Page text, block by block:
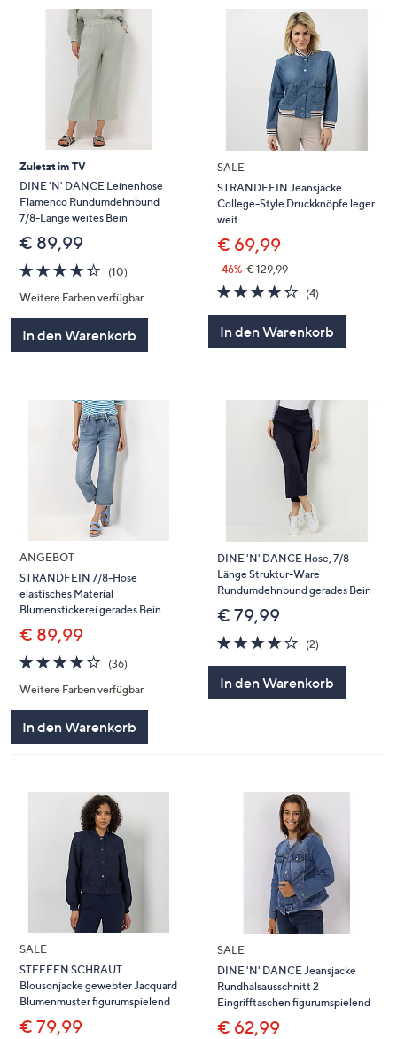
Zuletzt im TV
DINE 'N' DANCE Leinenhose
Flamenco Rundumdehnbund
7/8-Länge weites Bein
€ 89,99
4.3
von
5
(10)10
Weitere Farben verfügbar
In den Warenkorb
SALE
STRANDFEIN Jeansjacke
College-Style Druckknöpfe leger
weit
€ 69,99
-46% € 129,99
4.2
von
(4)4
In den Warenkorb
ANGEBOT
STRANDFEIN 7/8-Hose
elastisches Material
Blumenstickerei gerades Bein
€ 89,99
4.2
von
5
(36)36
Weitere Farben verfügbar
In den Warenkorb
DINE 'N' DANCE Hose, 7/8-
Länge Struktur-Ware
Rundumdehnbund gerades Bein
€ 79,99
4.0
von
(2)2
In den Warenkorb
SALE
STEFFEN SCHRAUT
Blousonjacke gewebter Jacquard
Blumenmuster figurumspielend
€ 79,99
SALE
DINE 'N' DANCE Jeansjacke
Rundhalsausschnitt 2
Eingrifftaschen figurumspielend
€ 62,99